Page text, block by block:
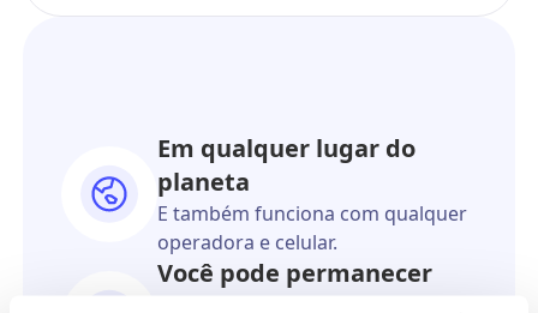
Em qualquer lugar do
planeta
E também funciona com qualquer
operadora e celular.
Você pode permanecer